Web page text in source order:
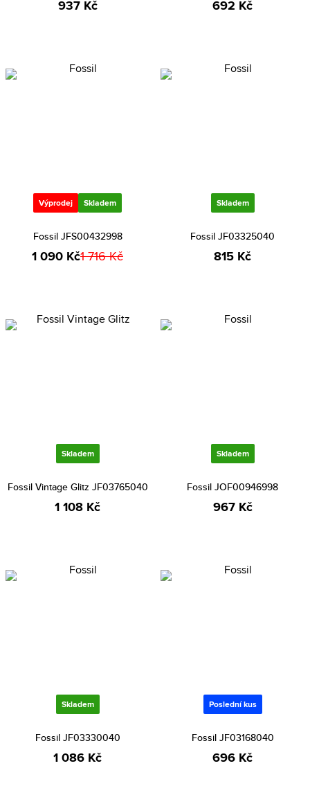
937 Kč 692 Kč
Výprodej Skladem
Fossil JFS00432998
1 090 Kč1 716 Kč
Skladem
Fossil JF03325040
815 Kč
Skladem
Fossil Vintage Glitz JF03765040
1 108 Kč
Skladem
Fossil JOF00946998
967 Kč
Skladem
Fossil JF03330040
1 086 Kč
Poslední kus
Fossil JF03168040
696 Kč